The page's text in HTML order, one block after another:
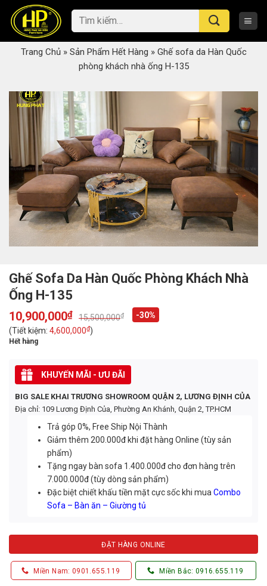
content
Tìm
kiếm:
Trang Chủ» Sản Phẩm Hết Hàng » Ghế sofa da Hàn Quốc
phòng khách nhà ống H-135
Ghế Sofa Da Hàn Quốc Phòng Khách Nhà
Ống H-135
15,500,000₫
Original
price
was:
15,500,000₫.
10,900,000₫
Current
price
is:
10,900,000₫.
-30%
(Tiết kiệm: 4,600,000₫)
Hết hàng
KHUYẾN MÃI - ƯU ĐÃI
BIG SALE KHAI TRƯƠNG SHOWROOM QUẬN 2, LƯƠNG ĐỊNH CỦA
Địa chỉ: 109 Lương Định Của, Phường An Khánh, Quận 2, TP.HCM
Trả góp 0%, Free Ship Nội Thành
Giảm thêm 200.000đ khi đặt hàng Online (tùy sản
phẩm)
Tặng ngay bàn sofa 1.400.000đ cho đơn hàng trên
7.000.000đ (tùy dòng sản phẩm)
Đặc biệt chiết khấu tiền mặt cực sốc khi muaCombo
Sofa – Bàn ăn – Giường tủ
ĐẶT HÀNG ONLINE
Miền Nam: 0901.655.119 Miền Bắc: 0916.655.119